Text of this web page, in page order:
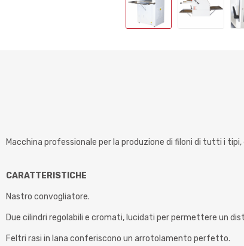
Macchina professionale per la produzione di filoni di tutti i
CARATTERISTICHE
Nastro convogliatore.
Due cilindri regolabili e cromati, lucidati per permettere un
Feltri rasi in lana conferiscono un arrotolamento perfetto.